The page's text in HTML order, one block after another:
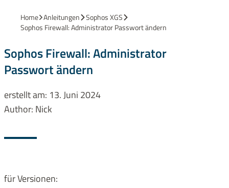
Home Anleitungen
Sophos XGS
Sophos Firewall: Administrator Passwort ändern
Sophos Firewall: Administrator
Passwort ändern
erstellt am: 13. Juni 2024
Author: Nick
für Versionen: